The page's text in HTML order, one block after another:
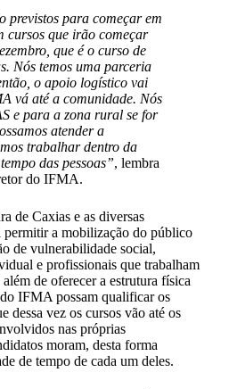
previstos para começar em
cursos que irão começar
que é o curso de
Nós temos uma parceria
o apoio logístico vai
vá até a comunidade. Nós
e para a zona rural se for
atender a
trabalhar dentro da
das pessoas”, lembra
do IFMA.
de Caxias e as diversas
permitir a mobilização do público
de vulnerabilidade social,
e profissionais que trabalham
de oferecer a estrutura física
IFMA possam qualificar os
dessa vez os cursos vão até os
nas próprias
moram, desta forma
de tempo de cada um deles.